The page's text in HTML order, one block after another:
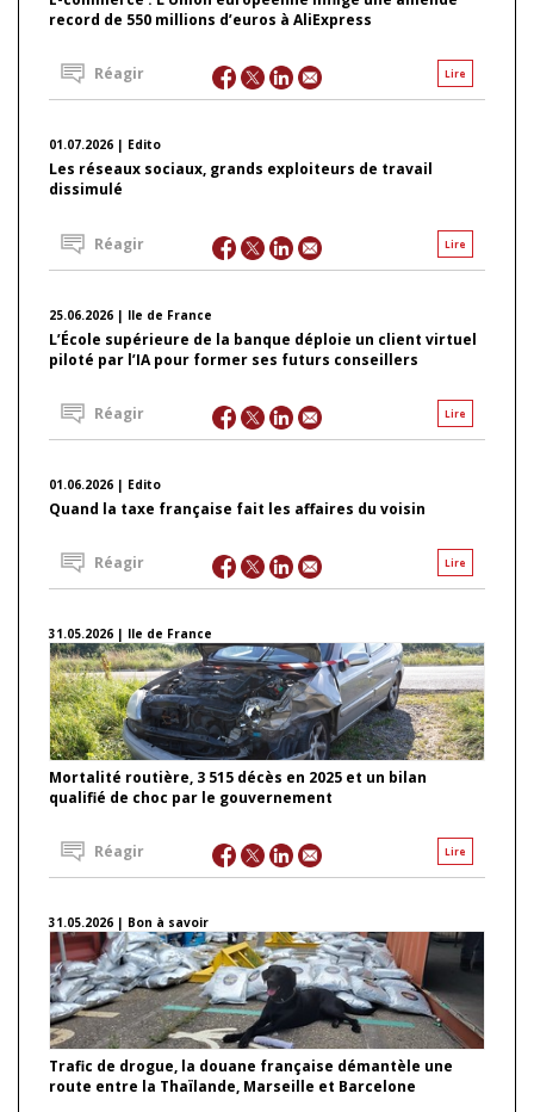
record de 550 millions d’euros à AliExpress
Lire
Réagir
01.07.2026 | Edito
Les réseaux sociaux, grands exploiteurs de travail
dissimulé
Lire
Réagir
25.06.2026 | Ile de France
L’École supérieure de la banque déploie un client virtuel
piloté par l’IA pour former ses futurs conseillers
Lire
Réagir
01.06.2026 | Edito
Quand la taxe française fait les affaires du voisin
Lire
Réagir
31.05.2026 | Ile de France
Mortalité routière, 3 515 décès en 2025 et un bilan
qualifié de choc par le gouvernement
Lire
Réagir
31.05.2026 | Bon à savoir
Trafic de drogue, la douane française démantèle une
route entre la Thaïlande, Marseille et Barcelone